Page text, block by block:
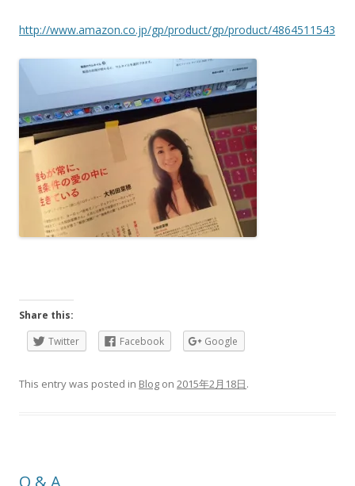
http://www.amazon.co.jp/gp/product/gp/product/4864511543
Share this:
Twitter
Facebook Google
This entry was posted in Blog on 2015年2月18日.
Q & A